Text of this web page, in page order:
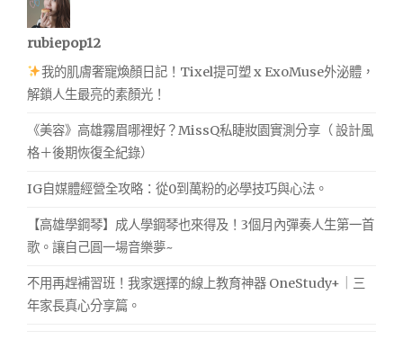
rubiepop12
我的肌膚奢寵煥顏日記！Tixel提可塑 x ExoMuse外泌體，
解鎖人生最亮的素顏光！
《美容》高雄霧眉哪裡好？MissQ私睫妝園實測分享（ 設計風
格＋後期恢復全紀錄）
IG自媒體經營全攻略：從0到萬粉的必學技巧與心法。
【高雄學鋼琴】成人學鋼琴也來得及！3個月內彈奏人生第一首
歌。讓自己圓一場音樂夢~
不用再趕補習班！我家選擇的線上教育神器 OneStudy+｜三
年家長真心分享篇。